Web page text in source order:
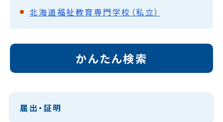
北海道福祉教育専門学校（私立）
かんたん検索
届出・証明